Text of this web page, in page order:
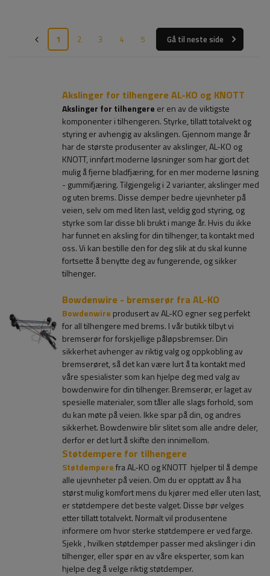
1 2 3 4 5 Gå til neste side
Akslinger for tilhengere AL-KO og KNOTT
Akslinger for tilhengere er en av de viktigste
komponenter i tilhengeren. Styrke, tillatt totalvekt og
styring er avhengig av akslingen. Gjennom mange år
har de største produsenter av akslinger, AL-KO og
KNOTT, innført moderne løsninger som har gjort det
mulig å fjerne bladfjæring, for en mer moderne løsning
- gummifjæring. Tilgjengelig i 2 varianter, akslinger med
og uten brems. Disse demper bedre ujevnheter på
veien, selv om med liten last, veldig god styring, og
styrke som lar disse bli brukt i mange år. Hvis du ikke
har funnet en aksling for din tilhenger, ta kontakt med
oss. Vi kan bestille den for deg slik at du skal kunne
fortsette å benytte deg av fungerende, og sikker
tilhenger.
Bowdenwire - bremserør fra AL-KO
Bowdenwire produsert av AL-KO egner seg perfekt
for all tilhengere med brems. I vår butikk tilbyt vi
bremserør for forskjellige påløpsbremser. Din
sikkerhet avhenger av riktig valg og oppkobling av
bremserøret, så det kan være lurt å ta kontakt med
våre spesialister som kan hjelpe deg med valg av
bowdenwire for din tilhenger. Bremserør, er laget av
spesielle materialer, som tåler alle slags forhold, som
du kan møte på veien. Ikke spar på din, og andres
sikkerhet. Bowdenwire blir slitet som alle andre deler,
derfor er det lurt å skifte den innimellom.
Støtdempere for tilhengere
Støtdemperefra AL-KO og KNOTT hjelper til å dempe
alle ujevnheter på veien. Om du er opptatt av å ha
størst mulig komfort mens du kjører med eller uten last,
er støtdempere det beste valget. Disse bør velges
etter tillatt totalvekt. Normalt vil produsentene
informere om hvor sterke støtdempere er ved farge.
Sjekk , hvilken støtdemper passer med akslinger i din
tilhenger, eller spør en av våre eksperter, som kan
hjelpe deg å velge riktig støtdemper.